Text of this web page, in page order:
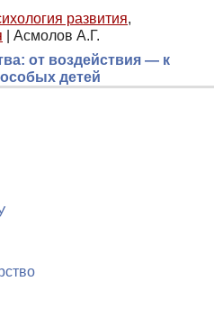
развития,
Асмолов А.Г.
от воздействия — к
детей